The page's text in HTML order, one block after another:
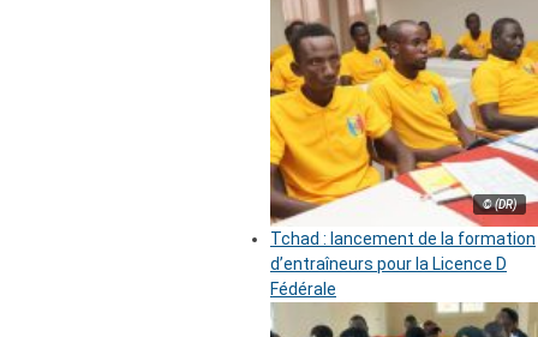
© (DR)
Tchad : lancement de la formation
d’entraîneurs pour la Licence D
Fédérale